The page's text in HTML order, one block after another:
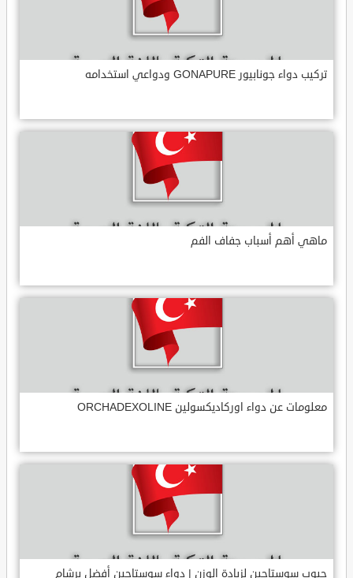
تركيب دواء جونابيور GONAPURE ودواعي استخدامه
ماهي أهم أسباب جفاف الفم
معلومات عن دواء اوركاديكسولين ORCHADEXOLINE
حبوب سوستاجين لزيادة الوزن | دواء سوستاجين أفضل برشام